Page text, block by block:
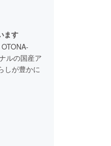
ます
ルの国産ア
しが豊かに